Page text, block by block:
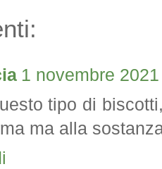
1 novembre
tipo di
ma alla